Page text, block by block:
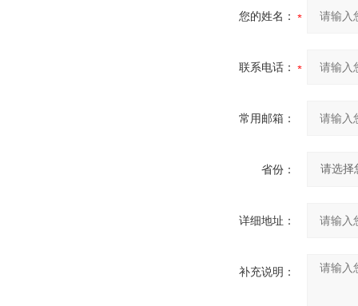
您的姓名：
联系电话：
常用邮箱：
省份：
详细地址：
补充说明：